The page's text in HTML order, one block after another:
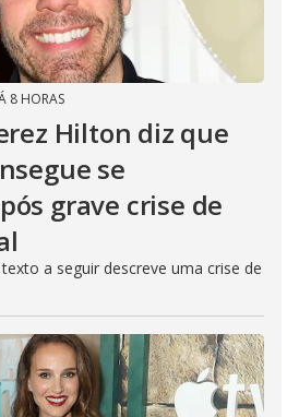
8 HORAS
Hilton diz que
se
grave crise de
a seguir descreve uma crise de